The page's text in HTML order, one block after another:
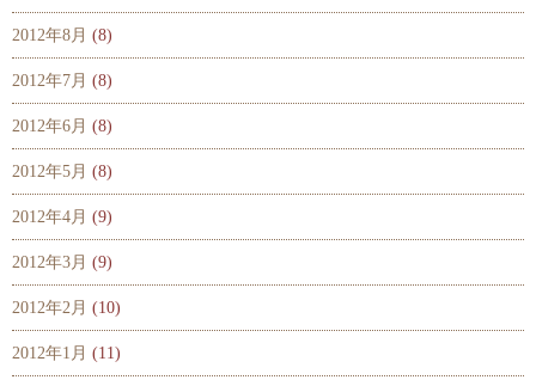
2012年8月 (8)
2012年7月 (8)
2012年6月 (8)
2012年5月 (8)
2012年4月 (9)
2012年3月 (9)
2012年2月 (10)
2012年1月 (11)